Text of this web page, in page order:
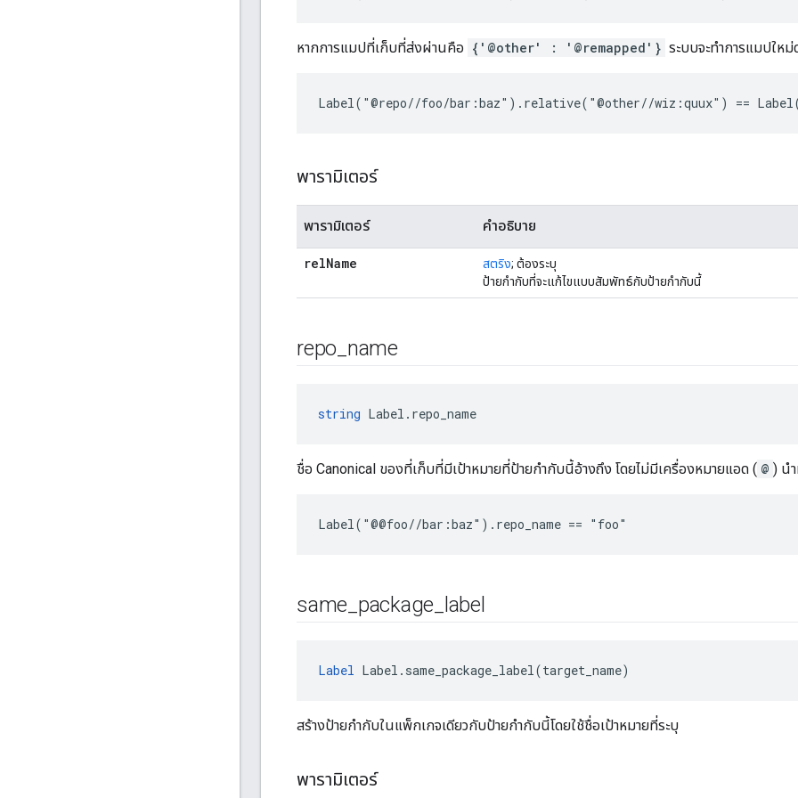
หากการแมปที่เก็บที่ส่งผ่านคือ {'@other' : '@remapped'} ระบบจะทำการแมปให
พารามิเตอร์
พารามิเตอร์ คำอธิบาย
relName สตริง; ต้องระบุ
ป้ายกำกับที่จะแก้ไขแบบสัมพัทธ์กับป้ายกำกับนี้
repo name
string Label.repo_name
ชื่อ Canonical ของที่เก็บที่มีเป้าหมายที่ป้ายกำกับนี้อ้างถึง โดยไม่มีเครื่องหมายแอด ( @ ) น
Label("@@foo//bar:baz").repo_name == "foo"
same package label
Label Label.same_package_label(target_name)
สร้างป้ายกำกับในแพ็กเกจเดียวกับป้ายกำกับนี้โดยใช้ชื่อเป้าหมายที่ระบุ
พารามิเตอร์